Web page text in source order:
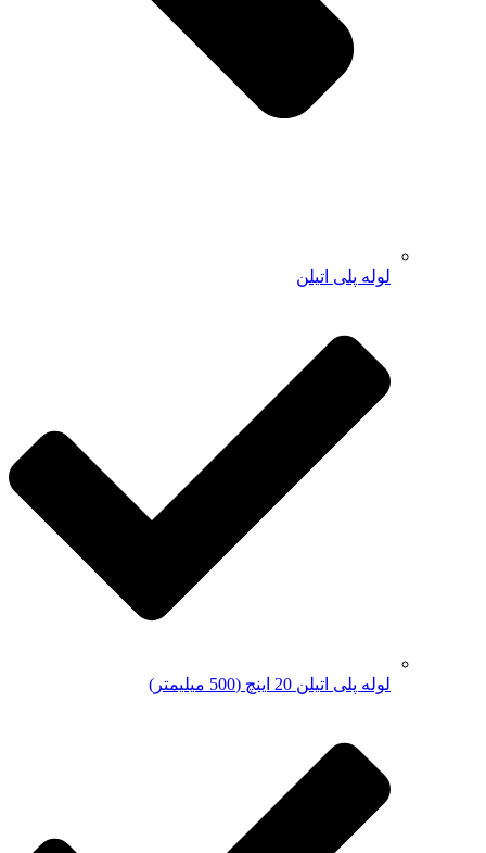
لوله پلی اتیلن
لوله پلی اتیلن 20 اینچ (500 میلیمتر)